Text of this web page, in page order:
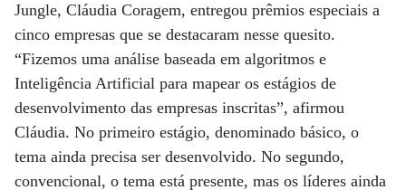
Jungle, Cláudia Coragem, entregou prêmios especiais a
cinco empresas que se destacaram nesse quesito.
“Fizemos uma análise baseada em algoritmos e
Inteligência Artificial para mapear os estágios de
desenvolvimento das empresas inscritas”, afirmou
Cláudia. No primeiro estágio, denominado básico, o
tema ainda precisa ser desenvolvido. No segundo,
convencional, o tema está presente, mas os líderes ainda